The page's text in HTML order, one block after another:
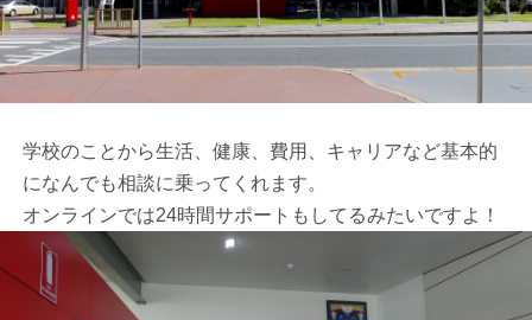
学校のことから生活、健康、費用、キャリアなど基本的
になんでも相談に乗ってくれます。
オンラインでは24時間サポートもしてるみたいですよ！